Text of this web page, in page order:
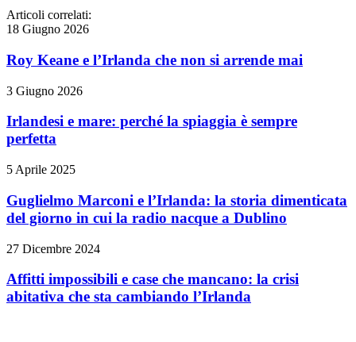
Articoli correlati:
18 Giugno 2026
Roy Keane e l’Irlanda che non si arrende mai
3 Giugno 2026
Irlandesi e mare: perché la spiaggia è sempre
perfetta
5 Aprile 2025
Guglielmo Marconi e l’Irlanda: la storia dimenticata
del giorno in cui la radio nacque a Dublino
27 Dicembre 2024
Affitti impossibili e case che mancano: la crisi
abitativa che sta cambiando l’Irlanda